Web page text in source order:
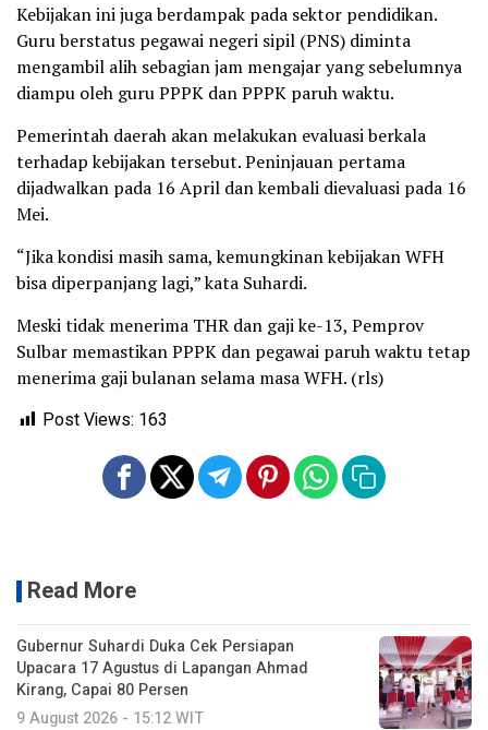
Kebijakan ini juga berdampak pada sektor pendidikan.
Guru berstatus pegawai negeri sipil (PNS) diminta
mengambil alih sebagian jam mengajar yang sebelumnya
diampu oleh guru PPPK dan PPPK paruh waktu.
Pemerintah daerah akan melakukan evaluasi berkala
terhadap kebijakan tersebut. Peninjauan pertama
dijadwalkan pada 16 April dan kembali dievaluasi pada 16
Mei.
“Jika kondisi masih sama, kemungkinan kebijakan WFH
bisa diperpanjang lagi,” kata Suhardi.
Meski tidak menerima THR dan gaji ke-13, Pemprov
Sulbar memastikan PPPK dan pegawai paruh waktu tetap
menerima gaji bulanan selama masa WFH. (rls)
Post Views: 163
Read More
Gubernur Suhardi Duka Cek Persiapan
Upacara 17 Agustus di Lapangan Ahmad
Kirang, Capai 80 Persen
9 August 2026 - 15:12 WIT